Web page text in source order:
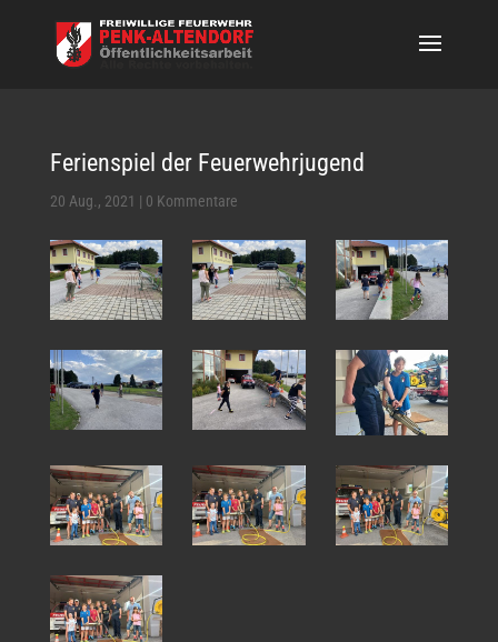
Ferienspiel der Feuerwehrjugend
20 Aug., 2021 | 0 Kommentare